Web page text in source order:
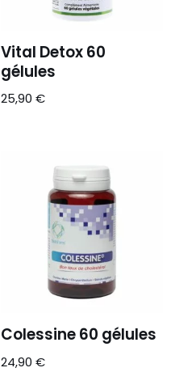
Vital Detox 60
gélules
25,90€
Colessine 60 gélules
24,90€